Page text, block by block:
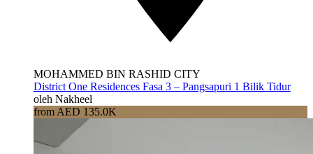
MOHAMMED BIN RASHID CITY
District One Residences Fasa 3 – Pangsapuri 1 Bilik Tidur
oleh Nakheel
from AED 135.0K